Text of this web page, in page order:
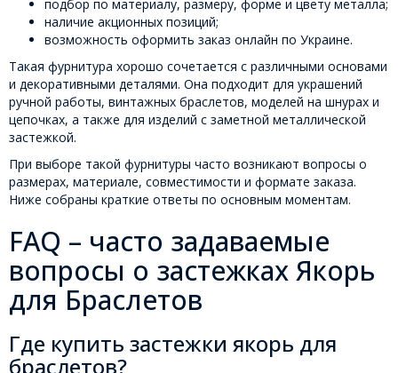
подбор по материалу, размеру, форме и цвету металла;
наличие акционных позиций;
возможность оформить заказ онлайн по Украине.
Такая фурнитура хорошо сочетается с различными основами
и декоративными деталями. Она подходит для украшений
ручной работы, винтажных браслетов, моделей на шнурах и
цепочках, а также для изделий с заметной металлической
застежкой.
При выборе такой фурнитуры часто возникают вопросы о
размерах, материале, совместимости и формате заказа.
Ниже собраны краткие ответы по основным моментам.
FAQ – часто задаваемые
вопросы о застежках Якорь
для Браслетов
Где купить застежки якорь для
браслетов?